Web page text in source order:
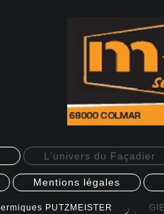
L'univers du Façadier
Mentions légales
PUTZMEISTER